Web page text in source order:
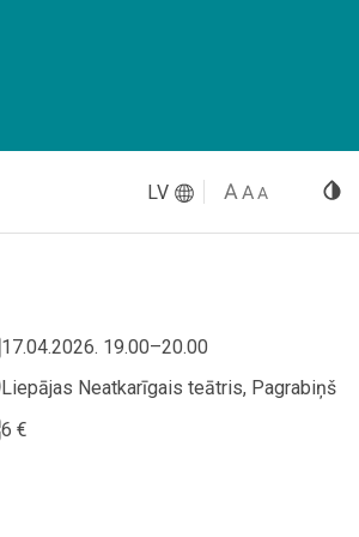
LV
17.04.2026. 19.00–20.00
Liepājas Neatkarīgais teātris, Pagrabiņš
6 €